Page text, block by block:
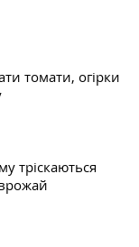
томати, огірки
тріскаються